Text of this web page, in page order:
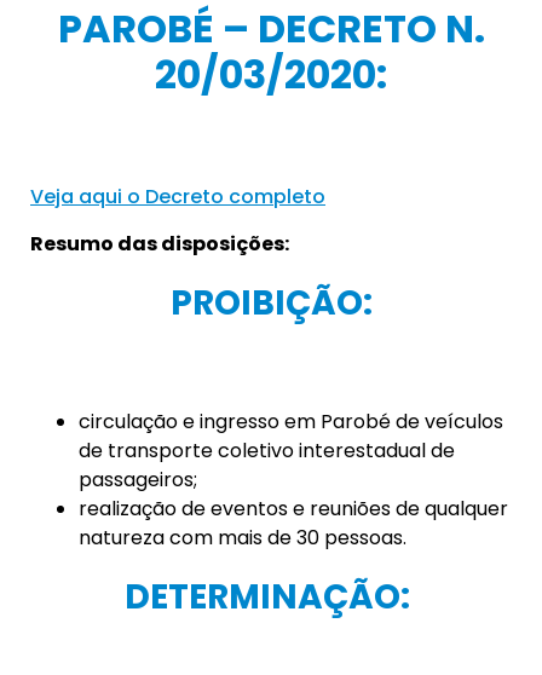
PAROBÉ – DECRETO N.
20/03/2020:
Veja aqui o Decreto completo
Resumo das disposições:
PROIBIÇÃO:
circulação e ingresso em Parobé de veículos
de transporte coletivo interestadual de
passageiros;
realização de eventos e reuniões de qualquer
natureza com mais de 30 pessoas.
DETERMINAÇÃO: